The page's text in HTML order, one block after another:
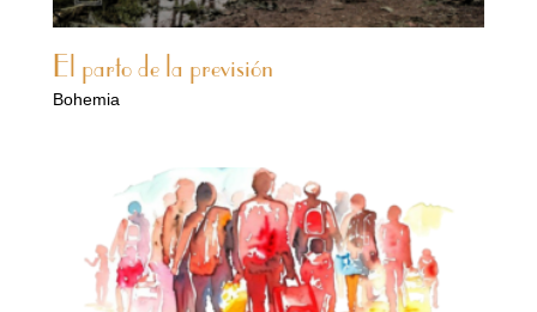
El parto de la previsión
Bohemia